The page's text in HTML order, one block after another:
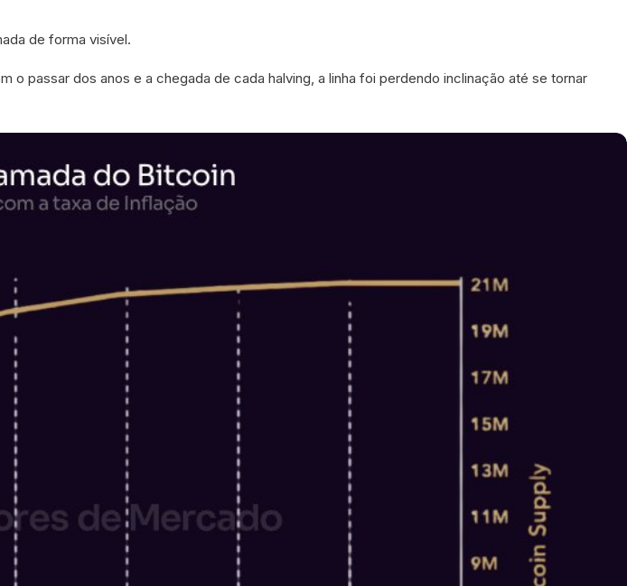
de forma visível.
passar dos anos e a chegada de cada halving, a linha foi perdendo inclinação até se tornar